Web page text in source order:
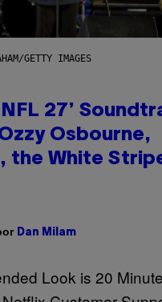
GETTY IMAGES
27’
Osbourne,
the White
Dan Milam